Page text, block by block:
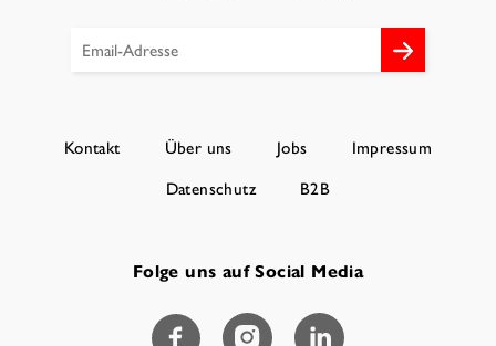
Kontakt Über uns Jobs
Impressum
Datenschutz
B2B
Folge uns auf Social Media